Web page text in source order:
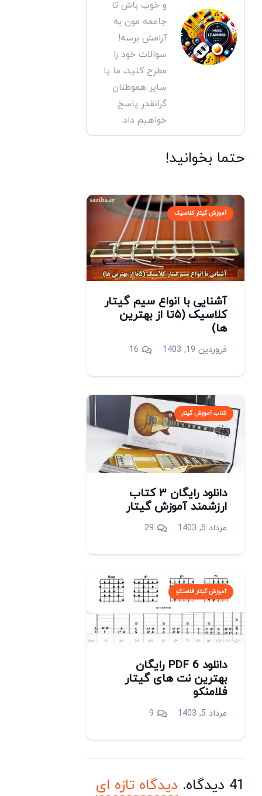
و خوب باش تا
جامعه مون به
آرامش برسه!
سوالات خود را
مطرح کنید، ما یا
سایر هموطنان
گرانقدر پاسخ
خواهیم داد.
حتما بخوانید!
آموزش گیتار کلاسیک
آشنایی با انواع سیم گیتار
کلاسیک (۵تا از بهترین
ها)
فروردین 19, 1403 16دیدگاه
کتاب آموزش گیتار
دانلود رایگان ۳ کتاب
ارزشمند آموزش گیتار
مرداد 5, 1403 29دیدگاه
آموزش گیتار فلامنکو
دانلود 6 PDF رایگان
بهترین نت های گیتار
فلامنکو
مرداد 5, 1403 9دیدگاه
41 دیدگاه. دیدگاه تازه ای